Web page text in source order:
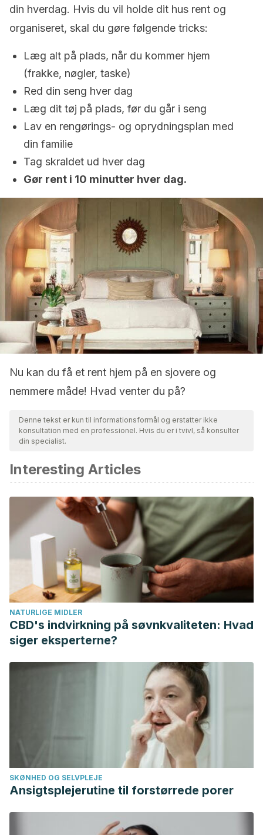
din hverdag. Hvis du vil holde dit hus rent og
organiseret, skal du gøre følgende tricks:
Læg alt på plads, når du kommer hjem
(frakke, nøgler, taske)
Red din seng hver dag
Læg dit tøj på plads, før du går i seng
Lav en rengørings- og oprydningsplan med
din familie
Tag skraldet ud hver dag
Gør rent i 10 minutter hver dag.
Nu kan du få et rent hjem på en sjovere og
nemmere måde! Hvad venter du på?
Denne tekst er kun til informationsformål og erstatter ikke
konsultation med en professionel. Hvis du er i tvivl, så konsulter
din specialist.
Interesting Articles
NATURLIGE MIDLER
CBD's indvirkning på søvnkvaliteten: Hvad
siger eksperterne?
SKØNHED OG SELVPLEJE
Ansigtsplejerutine til forstørrede porer